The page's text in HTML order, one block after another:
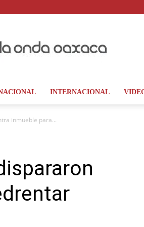
La INTERNACIONAL
inmueble para...